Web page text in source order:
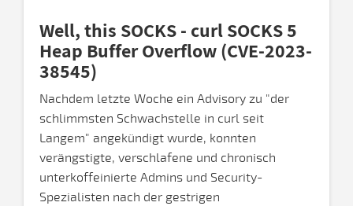
Well, this SOCKS - curl SOCKS 5
Heap Buffer Overflow (CVE-2023-
38545)
Nachdem letzte Woche ein Advisory zu "der
schlimmsten Schwachstelle in curl seit
Langem" angekündigt wurde, konnten
verängstigte, verschlafene und chronisch
unterkoffeinierte Admins und Security-
Spezialisten nach der gestrigen